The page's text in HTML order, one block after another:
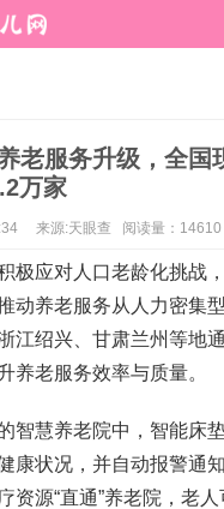
老服务升级，全国
万家
来源:天眼查 阅读量：
极应对人口老龄化挑战
动养老服务从人力密集
江绍兴、甘肃兰州等地
养老服务效率与质量。
智慧养老院中，智能床
康状况，并自动报警通
资源“直通”养老院，老人